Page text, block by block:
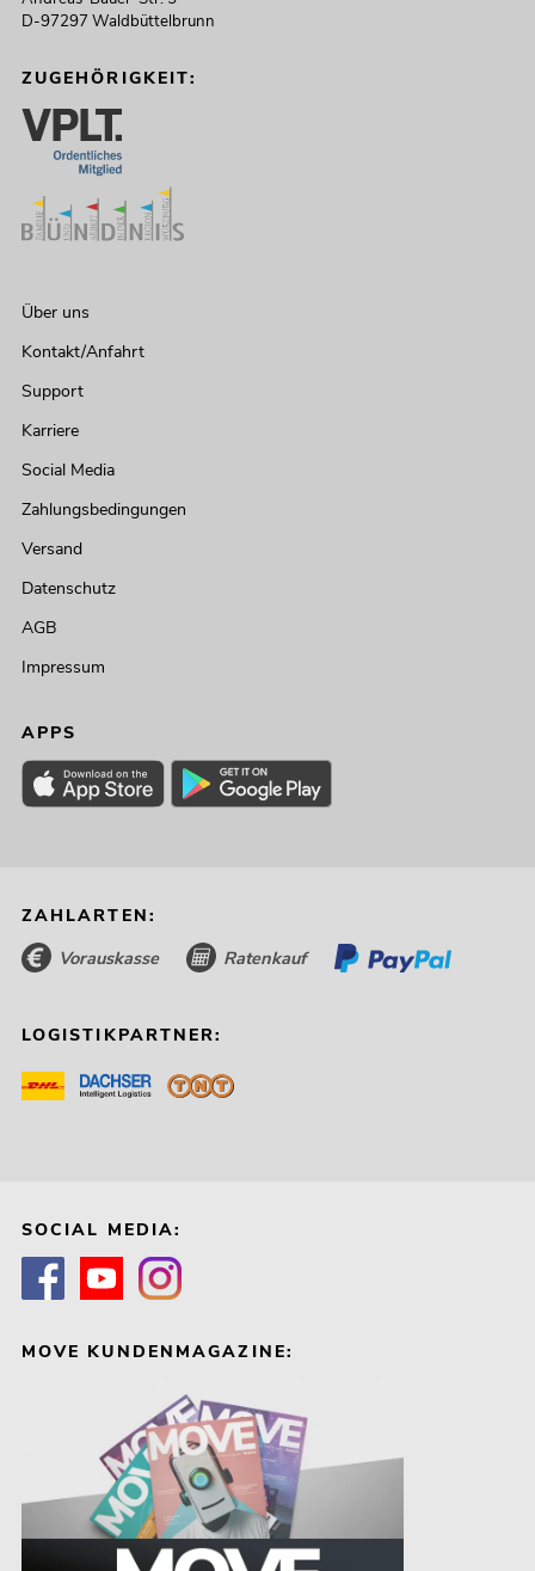
D-97297 Waldbüttelbrunn
ZUGEHÖRIGKEIT:
Über uns
Kontakt/Anfahrt
Support
Karriere
Social Media
Zahlungsbedingungen
Versand
Datenschutz
AGB
Impressum
APPS
ZAHLARTEN:
Vorauskasse Ratenkauf
LOGISTIKPARTNER:
SOCIAL MEDIA:
MOVE KUNDENMAGAZINE: